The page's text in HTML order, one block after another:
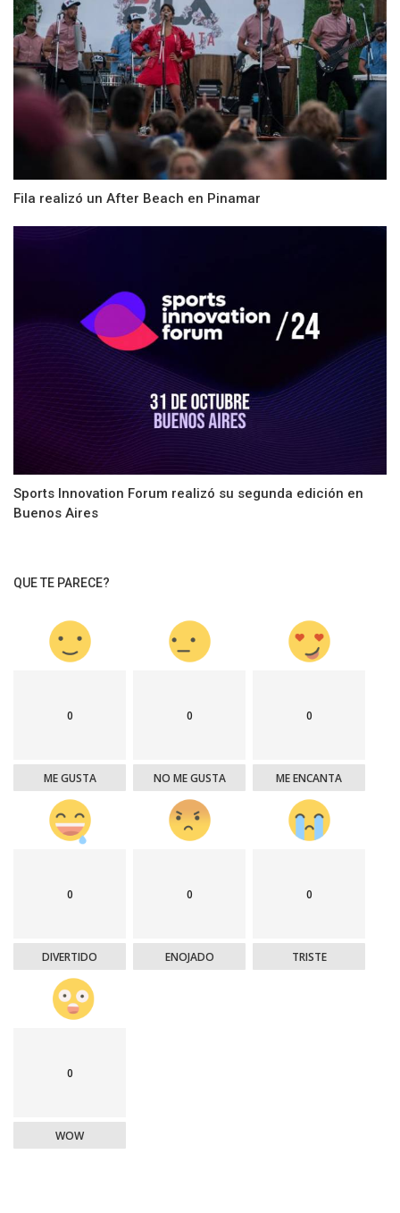
Fila realizó un After Beach en Pinamar
Sports Innovation Forum realizó su segunda edición en
Buenos Aires
QUE TE PARECE?
0
ME GUSTA
0
NO ME GUSTA
0
ME ENCANTA
0
DIVERTIDO
0
ENOJADO
0
TRISTE
0
WOW